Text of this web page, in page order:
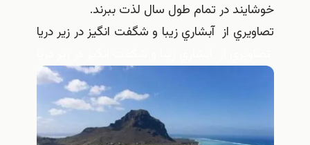
خوشایند در تمام طول سال لذت ببرند.
تصاويري از آبشاري زيبا و شگفت انگيز در زير دريا